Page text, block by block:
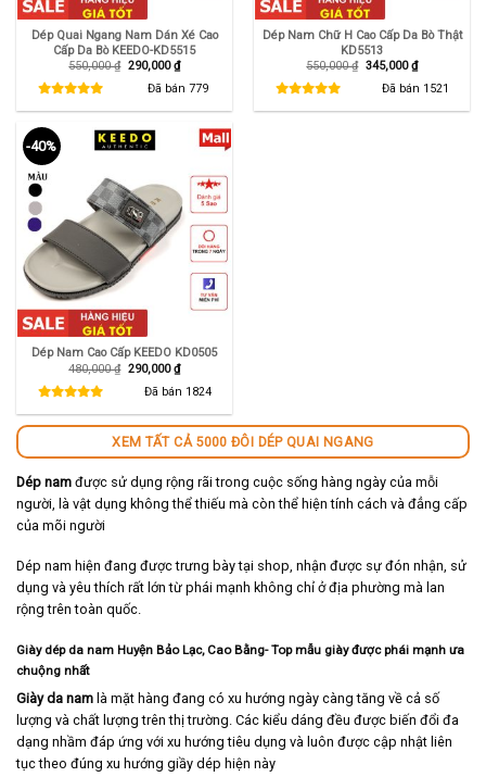
Dép Quai Ngang Nam Dán Xé Cao
Cấp Da Bò KEEDO-KD5515
550,000₫ Giá
550,000 ₫.
290,000₫Giá
hiện
tại
là:
290,000 ₫.
Đã bán 779
Dép Nam Chữ H Cao Cấp Da Bò Thật
KD5513
550,000₫ Giá
550,000 ₫.
345,000₫Giá
hiện
tại
là:
345,000 ₫.
Đã bán 1521
-40%
Dép Nam Cao Cấp KEEDO KD0505
480,000₫ Giá
480,000 ₫.
290,000₫Giá
hiện
tại
là:
Đã bán 1824
XEM TẤT CẢ 5000 ĐÔI DÉP QUAI NGANG
Dép nam được sử dụng rộng rãi trong cuộc sống hàng ngày của mỗi
người, là vật dụng không thể thiếu mà còn thể hiện tính cách và đẳng cấp
của mõi người
Dép nam hiện đang được trưng bày tại shop, nhận được sự đón nhận, sử
dụng và yêu thích rất lớn từ phái mạnh không chỉ ở địa phường mà lan
rộng trên toàn quốc.
Giày dép da nam Huyện Bảo Lạc, Cao Bằng- Top mẫu giày được phái mạnh ưa
chuộng nhất
Giày da nam là mặt hàng đang có xu hướng ngày càng tăng về cả số
lượng và chất lượng trên thị trường. Các kiểu dáng đều được biến đổi đa
dạng nhầm đáp ứng với xu hướng tiêu dụng và luôn được cập nhật liên
tục theo đúng xu hướng giầy dép hiện này